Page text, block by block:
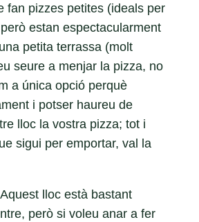
fan pizzes petites (ideals per
estan espectacularment
petita terrassa (molt
seure a menjar la pizza, no
a única opció perquè
i potser haureu de
lloc la vostra pizza; tot i
sigui per emportar, val la
Aquest lloc està bastant
però si voleu anar a fer